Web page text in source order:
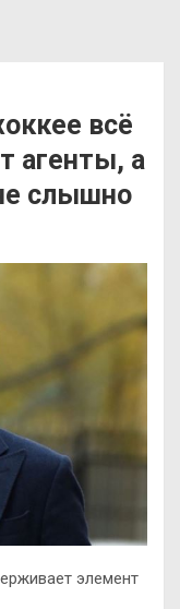
всё
агенты, а
слышно
элемент